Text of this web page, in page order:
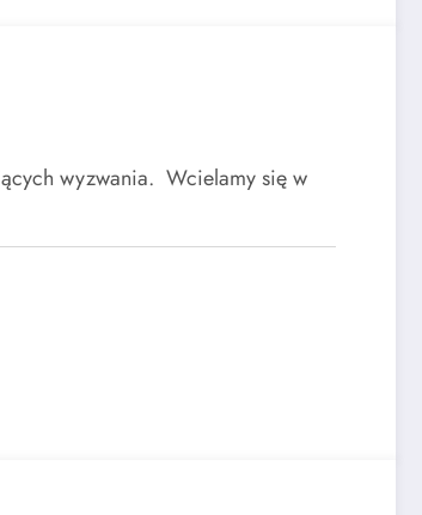
wyzwania. Wcielamy się w